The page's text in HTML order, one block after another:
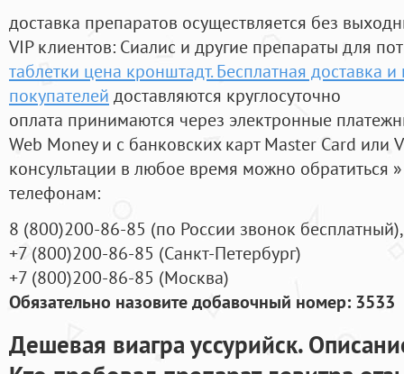
доставка препаратов осуществляется без
VIP клиентов: Сиалис и другие препараты для
таблетки цена кронштадт. Бесплатная доставка
покупателей доставляются круглосуточно
оплата принимаются через электронные
Web Money и с банковских карт Master Card или
консультации в любое время можно обратиться
телефонам:
8 (800)200-86-85 (по России звонок бесплатный),
+7 (800)200-86-85 (Санкт-Петербург)
+7 (800)200-86-85 (Москва)
Обязательно назовите добавочный номер: 3533
Дешевая виагра уссурийск.